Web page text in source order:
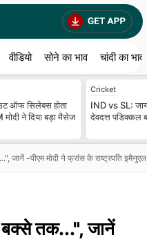
वीडियो सोने का भाव चांदी का भाव
ऑफ सिलेबस होता
ने दिया बड़ा मैसेज
Cricket
IND vs SL:
देवदत्त पडिक्कल
-पीएम मोदी ने फ्रांस के राष्ट्रपति
तक...", जानें